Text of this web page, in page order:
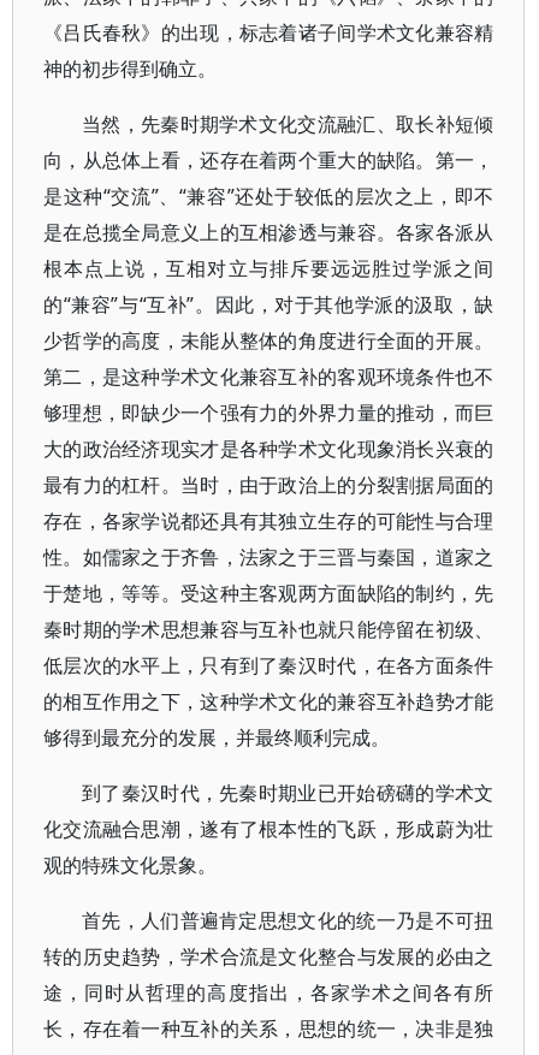
《吕氏春秋》的出现，标志着诸子间学术文化兼容精
神的初步得到确立。
当然，先秦时期学术文化交流融汇、取长补短倾
向，从总体上看，还存在着两个重大的缺陷。第一，
是这种“交流”、“兼容”还处于较低的层次之上，即不
是在总揽全局意义上的互相渗透与兼容。各家各派从
根本点上说，互相对立与排斥要远远胜过学派之间
的“兼容”与“互补”。因此，对于其他学派的汲取，缺
少哲学的高度，未能从整体的角度进行全面的开展。
第二，是这种学术文化兼容互补的客观环境条件也不
够理想，即缺少一个强有力的外界力量的推动，而巨
大的政治经济现实才是各种学术文化现象消长兴衰的
最有力的杠杆。当时，由于政治上的分裂割据局面的
存在，各家学说都还具有其独立生存的可能性与合理
性。如儒家之于齐鲁，法家之于三晋与秦国，道家之
于楚地，等等。受这种主客观两方面缺陷的制约，先
秦时期的学术思想兼容与互补也就只能停留在初级、
低层次的水平上，只有到了秦汉时代，在各方面条件
的相互作用之下，这种学术文化的兼容互补趋势才能
够得到最充分的发展，并最终顺利完成。
到了秦汉时代，先秦时期业已开始磅礴的学术文
化交流融合思潮，遂有了根本性的飞跃，形成蔚为壮
观的特殊文化景象。
首先，人们普遍肯定思想文化的统一乃是不可扭
转的历史趋势，学术合流是文化整合与发展的必由之
途，同时从哲理的高度指出，各家学术之间各有所
长，存在着一种互补的关系，思想的统一，决非是独